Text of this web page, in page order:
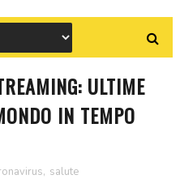
ULTIME
IN TEMPO
, salute